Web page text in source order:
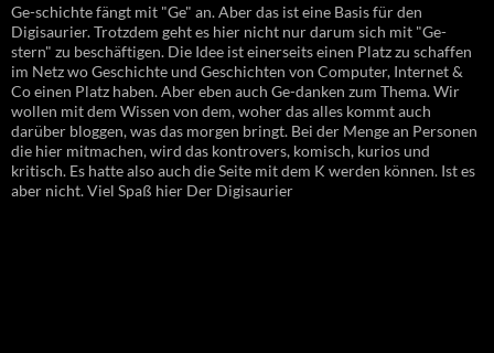
Ge-schichte fängt mit "Ge" an. Aber das ist eine Basis für den
Digisaurier. Trotzdem geht es hier nicht nur darum sich mit "Ge-
stern" zu beschäftigen. Die Idee ist einerseits einen Platz zu schaffen
im Netz wo Geschichte und Geschichten von Computer, Internet &
Co einen Platz haben. Aber eben auch Ge-danken zum Thema. Wir
wollen mit dem Wissen von dem, woher das alles kommt auch
darüber bloggen, was das morgen bringt. Bei der Menge an Personen
die hier mitmachen, wird das kontrovers, komisch, kurios und
kritisch. Es hatte also auch die Seite mit dem K werden können. Ist es
aber nicht. Viel Spaß hier Der Digisaurier